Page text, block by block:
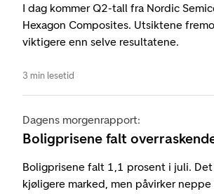
I dag kommer Q2-tall fra Nordic
Hexagon Composites. Utsiktene
viktigere enn selve resultatene.
3 min lesetid
Dagens morgenrapport:
Boligprisene falt
Boligprisene falt 1,1 prosent i juli.
kjøligere marked, men påvirker neppe